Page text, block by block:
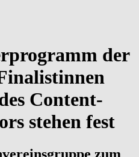
der
Content-
stehen fest